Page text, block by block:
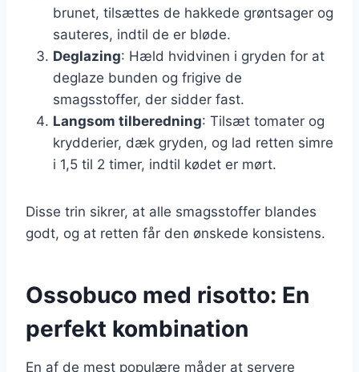
brunet, tilsættes de hakkede grøntsager og
sauteres, indtil de er bløde.
Deglazing: Hæld hvidvinen i gryden for at
deglaze bunden og frigive de
smagsstoffer, der sidder fast.
Langsom tilberedning: Tilsæt tomater og
krydderier, dæk gryden, og lad retten simre
i 1,5 til 2 timer, indtil kødet er mørt.
Disse trin sikrer, at alle smagsstoffer blandes
godt, og at retten får den ønskede konsistens.
Ossobuco med risotto: En
perfekt kombination
En af de mest populære måder at servere